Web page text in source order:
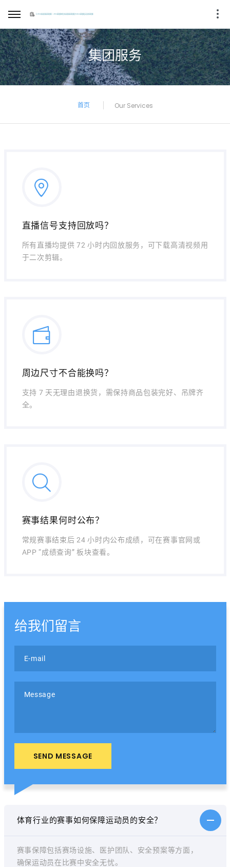
集团服务
首页 Our Services
直播信号支持回放吗？
所有直播均提供 72 小时内回放服务，可下载高清视频用
于二次剪辑。
周边尺寸不合能换吗？
支持 7 天无理由退换货，需保持商品包装完好、吊牌齐
全。
赛事结果何时公布？
常规赛事结束后 24 小时内公布成绩，可在赛事官网或
APP “成绩查询” 板块查看。
给我们留言
E-mail
Message
SEND MESSAGE
体育行业的赛事如何保障运动员的安全？
赛事保障包括赛场设施、医护团队、安全预案等方面，
确保运动员在比赛中安全无忧。